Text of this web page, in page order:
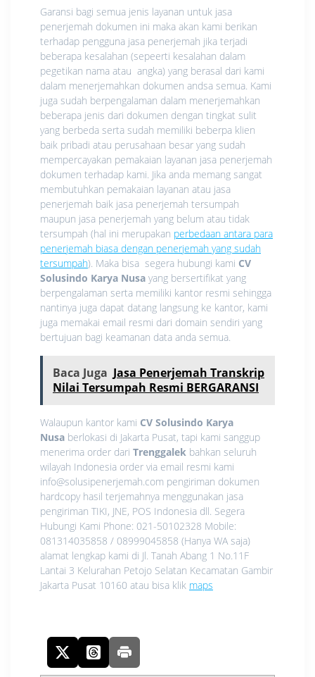
Garansi bagi semua jenis layanan untuk jasa
penerjemah dokumen ini maka akan kami berikan
terhadap pengguna jasa penerjemah jika terjadi
beberapa kesalahan (sepeerti kesalahan dalam
pegetikan nama atau angka) yang berasal dari kami
dalam menerjemahkan dokumen andsa semua. Kami
juga sudah berpengalaman dalam menerjemahkan
beberapa jenis dari dokumen dengan tingkat sulit
yang berbeda serta sudah memiliki beberpa klien
baik pribadi atau perusahaan besar yang sudah
mempercayakan pemakaian layanan jasa penerjemah
dokumen terhadap kami. Jika anda memang sangat
membutuhkan pemakaian layanan atau jasa
penerjemah baik jasa penerjemah tersumpah
maupun jasa penerjemah yang belum atau tidak
tersumpah (hal ini merupakan perbedaan antara para
penerjemah biasa dengan penerjemah yang sudah
tersumpah). Maka bisa segera hubungi kami CV
Solusindo Karya Nusa yang bersertifikat yang
berpengalaman serta memiliki kantor resmi sehingga
nantinya juga dapat datang langsung ke kantor, kami
juga memakai email resmi dari domain sendiri yang
bertujuan bagi keamanan data anda semua.
Baca Juga Jasa Penerjemah Transkrip
Nilai Tersumpah Resmi BERGARANSI
Walaupun kantor kami CV Solusindo Karya
Nusa berlokasi di Jakarta Pusat, tapi kami sanggup
menerima order dari Trenggalek bahkan seluruh
wilayah Indonesia order via email resmi kami
info@solusipenerjemah.com pengiriman dokumen
hardcopy hasil terjemahnya menggunakan jasa
pengiriman TIKI, JNE, POS Indonesia dll. Segera
Hubungi Kami Phone: 021-50102328 Mobile:
081314035858 / 08999045858 (Hanya WA saja)
alamat lengkap kami di Jl. Tanah Abang 1 No.11F
Lantai 3 Kelurahan Petojo Selatan Kecamatan Gambir
Jakarta Pusat 10160 atau bisa klik maps